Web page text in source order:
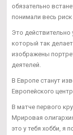
обязательно
понимали весь риск
Это действительно
который так
изображены
деятелей.
В Европе станут
Европейского
В матче первого
Мрировая
это у тебя хобби, я